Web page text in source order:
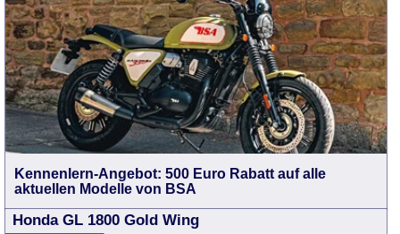
Kennenlern-Angebot: 500 Euro Rabatt auf alle
aktuellen Modelle von BSA
Honda GL 1800 Gold Wing